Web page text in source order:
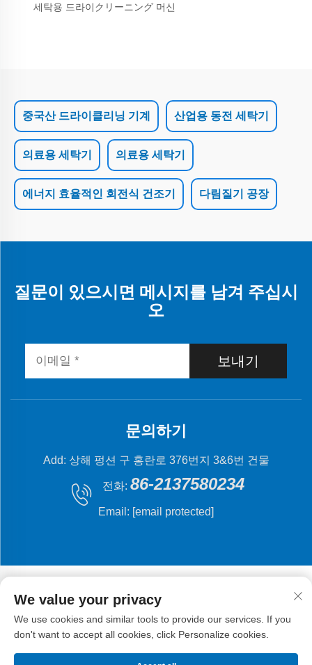
세탁용 드라이クリーニング 머신
중국산 드라이클리닝 기계 산업용 동전 세탁기
의료용 세탁기 의료용 세탁기
에너지 효율적인 회전식 건조기 다림질기 공장
질문이 있으시면 메시지를 남겨 주십시
오
보내기
문의하기
Add: 상해 펑션 구 홍란로 376번지 3&6번 건물
전화: 86-2137580234
Email: [email protected]
저작권 © 2024 상해 플라잉 피시 기계 제조 유한 회사.
We value your privacy
We use cookies and similar tools to provide our services. If you
don't want to accept all cookies, click Personalize cookies.